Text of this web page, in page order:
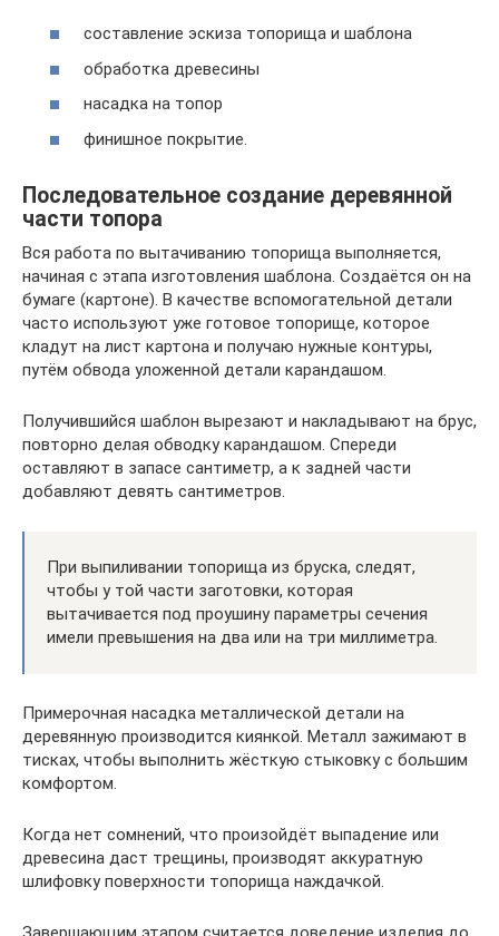
составление эскиза топорища и шаблона
обработка древесины
насадка на топор
финишное покрытие.
Последовательное создание деревянной
части топора
Вся работа по вытачиванию топорища выполняется,
начиная с этапа изготовления шаблона. Создаётся он на
бумаге (картоне). В качестве вспомогательной детали
часто используют уже готовое топорище, которое
кладут на лист картона и получаю нужные контуры,
путём обвода уложенной детали карандашом.
Получившийся шаблон вырезают и накладывают на брус,
повторно делая обводку карандашом. Спереди
оставляют в запасе сантиметр, а к задней части
добавляют девять сантиметров.
При выпиливании топорища из бруска, следят,
чтобы у той части заготовки, которая
вытачивается под проушину параметры сечения
имели превышения на два или на три миллиметра.
Примерочная насадка металлической детали на
деревянную производится киянкой. Металл зажимают в
тисках, чтобы выполнить жёсткую стыковку с большим
комфортом.
Когда нет сомнений, что произойдёт выпадение или
древесина даст трещины, производят аккуратную
шлифовку поверхности топорища наждачкой.